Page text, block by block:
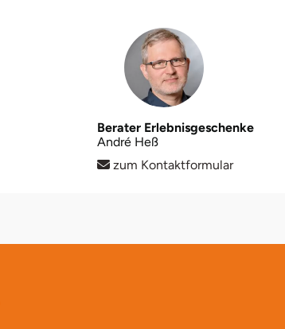
Berater Erlebnisgeschenke
André Heß
zum Kontaktformular